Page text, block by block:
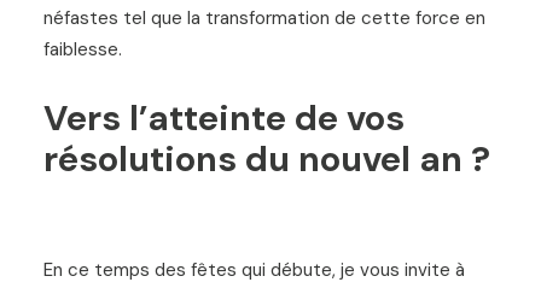
néfastes tel que la transformation de cette force en
faiblesse.
Vers l’atteinte de vos
résolutions du nouvel an ?
En ce temps des fêtes qui débute, je vous invite à